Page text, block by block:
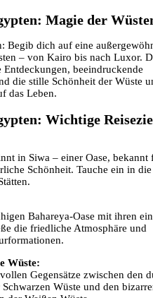
Magie der
Begib dich auf eine
– von Kairo bis nach Luxor.
beeindruckende
die stille Schönheit der Wüste
das Leben.
Wichtige
in Siwa – einer Oase, bekannt
Schönheit. Tauche ein in
Bahareya-Oase mit ihren
die friedliche Atmosphäre und
Wüste:
Gegensätze zwischen den
Wüste und den